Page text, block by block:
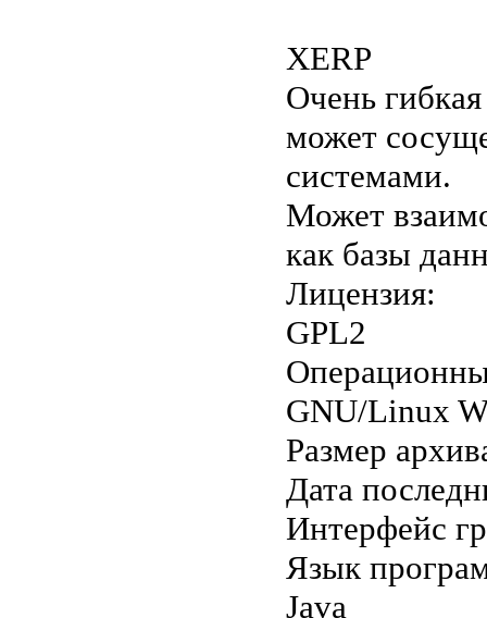
XERP
Очень
может
системами.
Может
как базы
Лицензия:
GPL2
GNU/Linux
Размер
Дата
Интерфейс
Язык
Java